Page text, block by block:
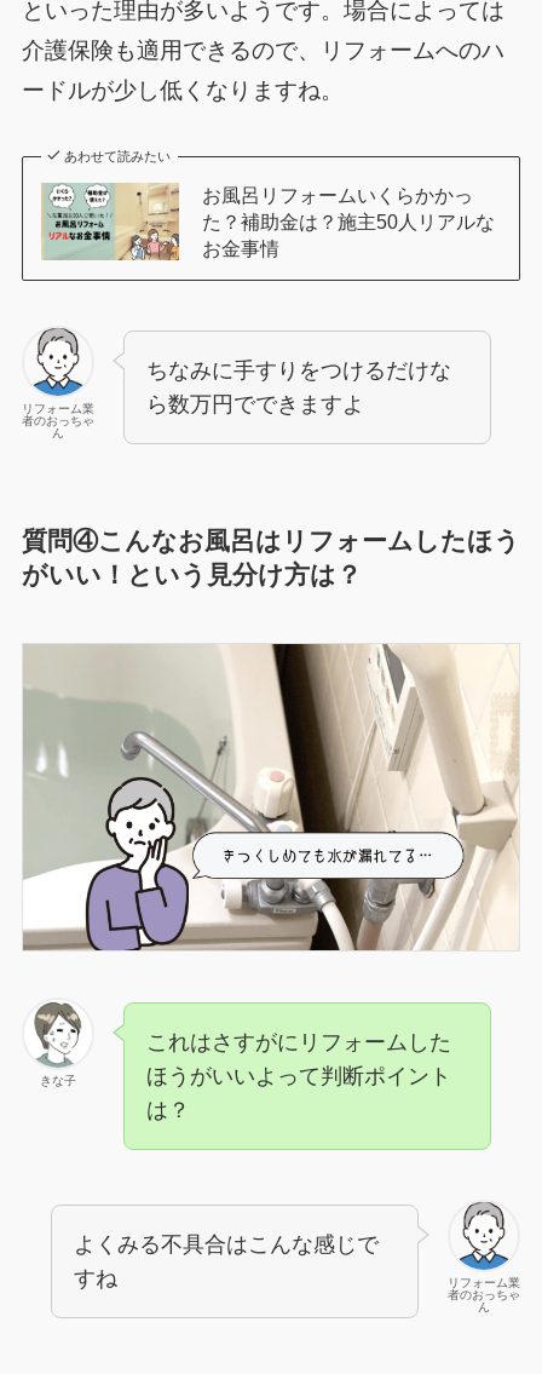
といった理由が多いようです。場合によっては
介護保険も適用できるので、リフォームへのハ
ードルが少し低くなりますね。
あわせて読みたい
お風呂リフォームいくらかかっ
た？補助金は？施主50人リアルな
お金事情
リフォーム業
者のおっちゃ
ん
ちなみに手すりをつけるだけな
ら数万円でできますよ
質問④こんなお風呂はリフォームしたほう
がいい！という見分け方は？
きな子
これはさすがにリフォームした
ほうがいいよって判断ポイント
は？
リフォーム業
者のおっちゃ
ん
よくみる不具合はこんな感じで
すね